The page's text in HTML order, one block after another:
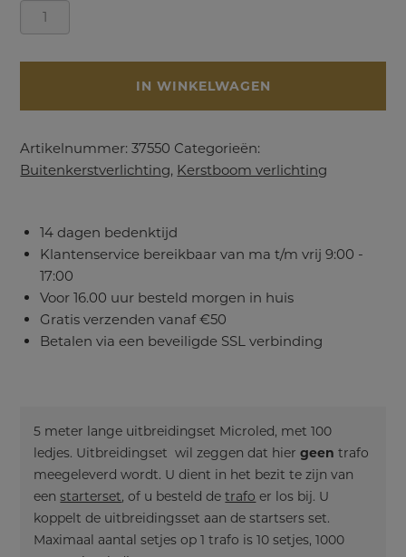
Microled
uitbreidings
IN WINKELWAGEN
Artikelnummer:37550 Categorieën:
Buitenkerstverlichting, Kerstboom verlichting
14 dagen bedenktijd
Klantenservice bereikbaar van ma t/m vrij 9:00 -
17:00
Voor 16.00 uur besteld morgen in huis
Gratis verzenden vanaf €50
Betalen via een beveiligde SSL verbinding
5 meter lange uitbreidingset Microled, met 100
ledjes. Uitbreidingset wil zeggen dat hiergeen trafo
meegeleverd wordt. U dient in het bezit te zijn van
eenstarterset, of u besteld detrafo er los bij. U
koppelt de uitbreidingsset aan de startsers set.
Maximaal aantal setjes op 1 trafo is 10 setjes, 1000